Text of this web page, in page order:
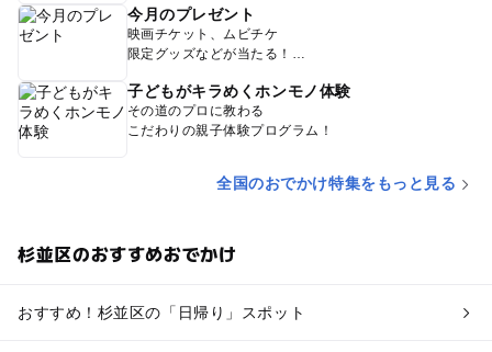
今月のプレゼント
映画チケット、ムビチケ
限定グッズなどが当たる！
子どもがキラめくホンモノ体験
その道のプロに教わる
こだわりの親子体験プログラム！
全国のおでかけ特集をもっと見る
杉並区のおすすめおでかけ
おすすめ！杉並区の「日帰り」スポット